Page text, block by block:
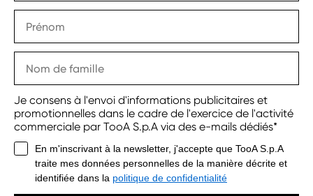
Je consens à l'envoi d'informations publicitaires et
promotionnelles dans le cadre de l'exercice de l'activité
commerciale par TooA S.p.A via des e-mails dédiés*
En m'inscrivant à la newsletter, j'accepte que TooA S.p.A
traite mes données personnelles de la manière décrite et
identifiée dans la politique de confidentialité